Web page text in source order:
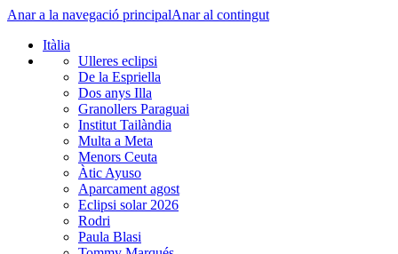
Anar a la navegació principalAnar al contingut
Itàlia
Ulleres eclipsi
De la Espriella
Dos anys Illa
Granollers Paraguai
Institut Tailàndia
Multa a Meta
Menors Ceuta
Àtic Ayuso
Aparcament agost
Eclipsi solar 2026
Rodri
Paula Blasi